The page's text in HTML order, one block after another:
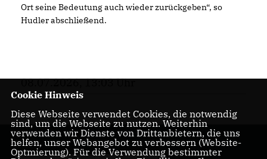
Ort seine Bedeutung auch wieder zurückgeben“, so
Hudler abschließend.
08.07.2026, 13:03 Uhr
Cookie Hinweis
Diese Webseite verwendet Cookies, die notwendig
sind, um die Webseite zu nutzen. Weiterhin
verwenden wir Dienste von Drittanbietern, die uns
helfen, unser Webangebot zu verbessern (Website-
Optmierung). Für die Verwendung bestimmter